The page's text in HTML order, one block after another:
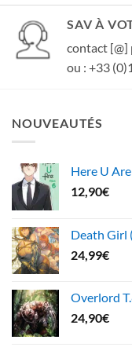
SAV À
contact [@]
ou : +33
NOUVEAUTÉS
Here U
12,90€
Death Girl
24,99€
Overlord
24,90€